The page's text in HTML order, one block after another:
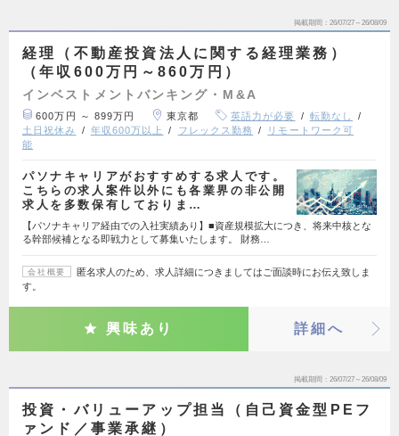
掲載期間 26/07/27～26/08/09
経理（不動産投資法人に関する経理業務）
（年収600万円～860万円）
インベストメントバンキング・M&A
600万円 ～ 899万円 東京都 英語力が必要
転勤なし
土日祝休み
年収600万以上 フレックス勤務
リモートワーク可
能
パソナキャリアがおすすめする求人です。
こちらの求人案件以外にも各業界の非公開
求人を多数保有しておりま…
【パソナキャリア経由での入社実績あり】■資産規模拡大につき、将来中核とな
る幹部候補となる即戦力として募集いたします。 財務…
会社概要
匿名求人のため、求人詳細につきましてはご面談時にお伝え致しま
す。
興味あり 詳細へ
掲載期間 26/07/27～26/08/09
投資・バリューアップ担当（自己資金型PEフ
ァンド／事業承継）